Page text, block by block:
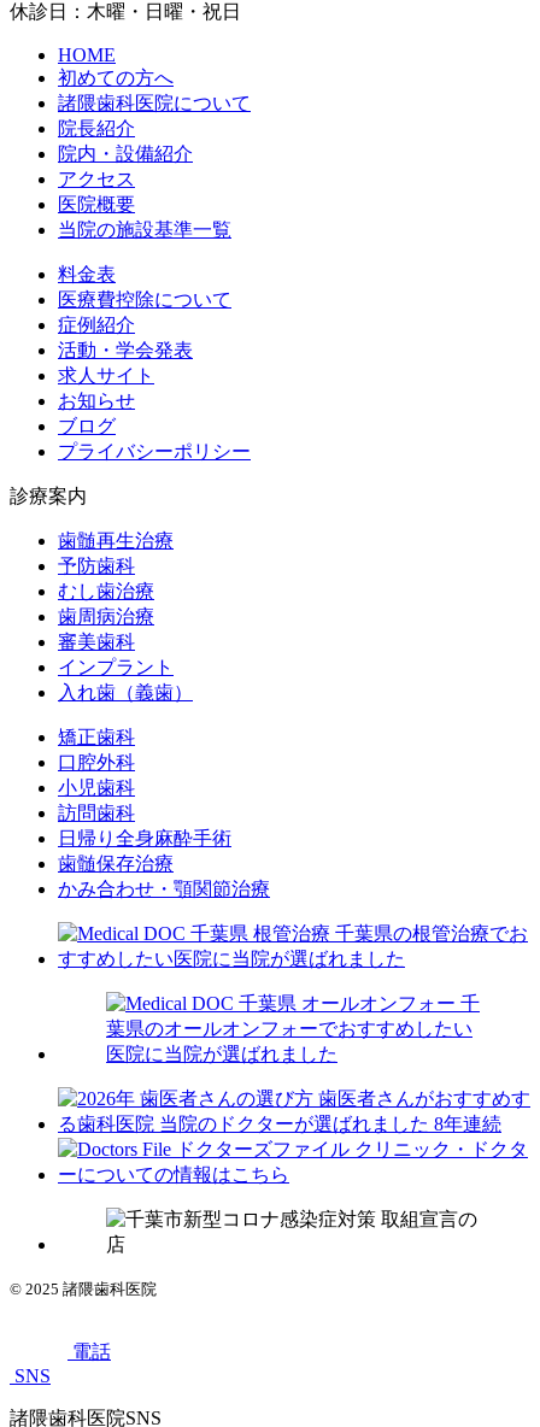
休診日：木曜・日曜・祝日
HOME
初めての方へ
諸隈歯科医院について
院長紹介
院内・設備紹介
アクセス
医院概要
当院の施設基準一覧
料金表
医療費控除について
症例紹介
活動・学会発表
求人サイト
お知らせ
ブログ
プライバシーポリシー
診療案内
歯髄再生治療
予防歯科
むし歯治療
歯周病治療
審美歯科
インプラント
入れ歯（義歯）
矯正歯科
口腔外科
小児歯科
訪問歯科
日帰り全身麻酔手術
歯髄保存治療
かみ合わせ・顎関節治療
© 2025 諸隈歯科医院
電話
SNS
諸隈歯科医院SNS